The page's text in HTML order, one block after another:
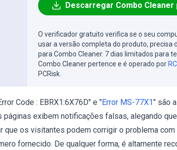
Descarregar Combo Cleaner
O verificador gratuito verifica se o seu
usar a versão completa do produto, precisa
para Combo Cleaner. 7 dias limitados para
Combo Cleaner pertence e é operado por
PCRisk.
Code : EBRX1:6X76D" e "Error MS-77X1" são
exibem notificações falsas, alegando
que os visitantes podem corrigir o problema com
fornecido. De qualquer forma, é altamente